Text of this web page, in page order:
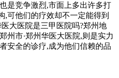
竞争激烈,市面上多出许多打
,可他们的疗效却不一定能得到
大医院是三甲医院吗?郑州地
州市·郑州华医大医院,则是实力
安全的诊疗,成为他们信赖的品